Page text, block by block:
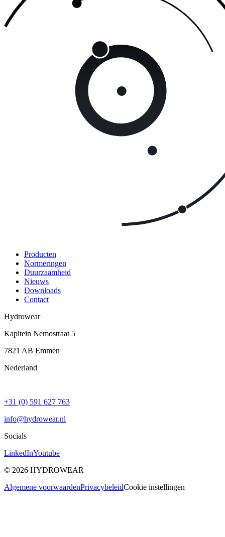
Producten
Normeringen
Duurzaamheid
Nieuws
Downloads
Contact
Hydrowear
Kapitein Nemostraat 5
7821 AB Emmen
Nederland
+31 (0) 591 627 763
info@hydrowear.nl
Socials
LinkedInYoutube
© 2026 HYDROWEAR
Algemene voorwaardenPrivacybeleidCookie instellingen